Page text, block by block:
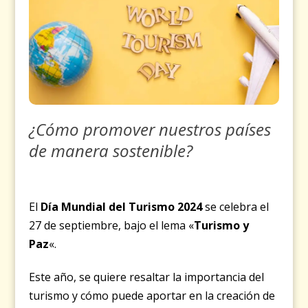
¿Cómo promover nuestros países
de manera sostenible?
El Día Mundial del Turismo 2024se celebra el
27 de septiembre, bajo el lema «Turismo y
Paz«.
Este año, se quiere resaltar la importancia del
turismo y cómo puede aportar en la creación de